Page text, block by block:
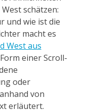
schätzen:
und wie ist die
macht es
West aus
einer Scroll-
oder
von
erläutert.